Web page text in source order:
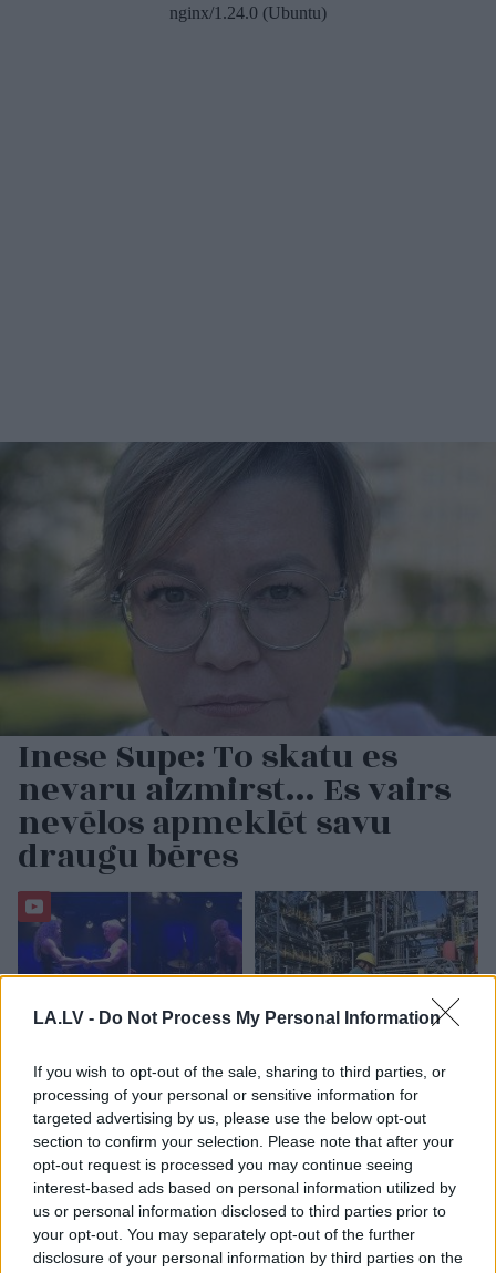
LA.LV - Do Not Process My Personal Information
If you wish to opt-out of the sale, sharing to third parties, or
processing of your personal or sensitive information for
targeted advertising by us, please use the below opt-out
section to confirm your selection. Please note that after your
opt-out request is processed you may continue seeing
interest-based ads based on personal information utilized by
us or personal information disclosed to third parties prior to
your opt-out. You may separately opt-out of the further
disclosure of your personal information by third parties on the
Inese Supe: To skatu es
nevaru aizmirst… Es vairs
nevēlos apmeklēt savu
draugu bēres
“Tā var ākstīties savā
virtuvē, nevis uz
skatuves!” Elita
Mīlgrāve ļāvusies
negaidīti erotiskai
skatuves deja ar
Eirovīzijas zvaigzni
ASV naftas rezerves
noslīdējušas līdz 45
gadu zemākajam
līmenim – kādas sekas
tas var radīt pasaulē un
Latvijā?